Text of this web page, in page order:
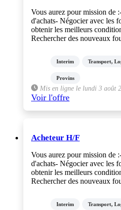
Vous aurez pour mission de
d'achats- Négocier avec les
obtenir les meilleurs
Rechercher des nouveaux
Interim Transport,
Provins
Mis en ligne le lundi 3 août
Voir l'offre
Acheteur H/F
Vous aurez pour mission de
d'achats- Négocier avec les
obtenir les meilleurs
Rechercher des nouveaux
Interim Transport,